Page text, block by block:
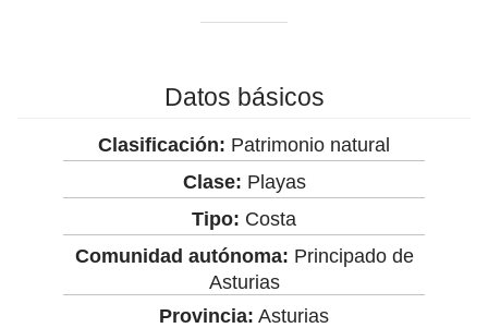
Datos básicos
Clasificación: Patrimonio natural
Clase: Playas
Tipo: Costa
Comunidad autónoma: Principado de
Asturias
Provincia: Asturias